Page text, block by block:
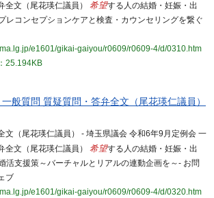
全文（尾花瑛仁議員） 希望する人の結婚・妊娠・出
レコンセプションケアと検査・カウンセリングを繋ぐ
e1601/gikai-gaiyou/r0609/r0609-4/d/0310.htm
25.194KB
般質問 質疑質問・答弁全文（尾花瑛仁議員）
文（尾花瑛仁議員） - 埼玉県議会 令和6年9月定例会 一
全文（尾花瑛仁議員） 希望する人の結婚・妊娠・出
活支援策～バーチャルとリアルの連動企画を～- お問
ブ
e1601/gikai-gaiyou/r0609/r0609-4/d/0320.htm